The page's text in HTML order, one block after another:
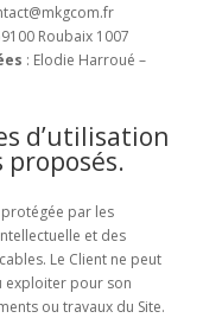
Roubaix 1007
: Elodie Harroué –
d’utilisation
proposés.
par les
et des
Le Client ne peut
exploiter pour son
ou travaux du Site.